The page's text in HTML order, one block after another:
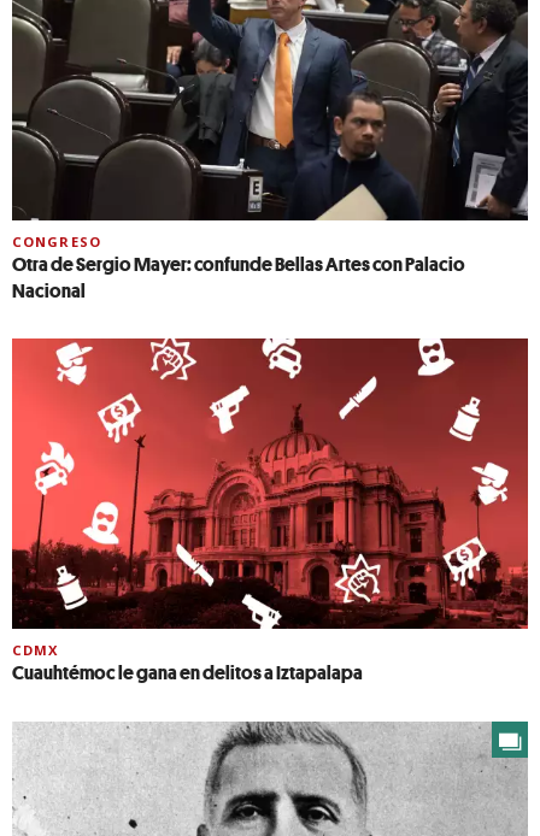
CONGRESO
Otra de Sergio Mayer: confunde Bellas Artes con Palacio
Nacional
CDMX
Cuauhtémoc le gana en delitos a Iztapalapa